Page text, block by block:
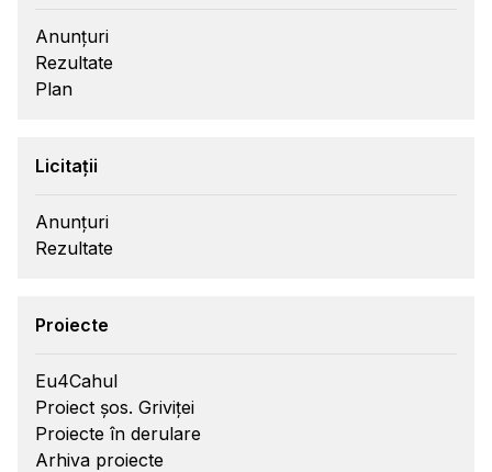
Anunțuri
Rezultate
Plan
Licitații
Anunțuri
Rezultate
Proiecte
Eu4Cahul
Proiect șos. Griviței
Proiecte în derulare
Arhiva proiecte